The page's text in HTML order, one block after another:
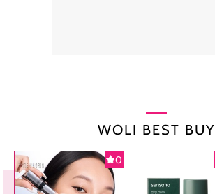
WOLI BEST BUY
0